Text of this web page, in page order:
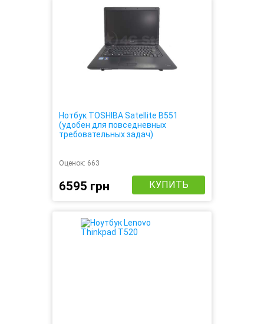
Нотбук TOSHIBA Satellite B551
(удобен для повседневных
требовательных задач)
Оценок: 663
6595 грн КУПИТЬ